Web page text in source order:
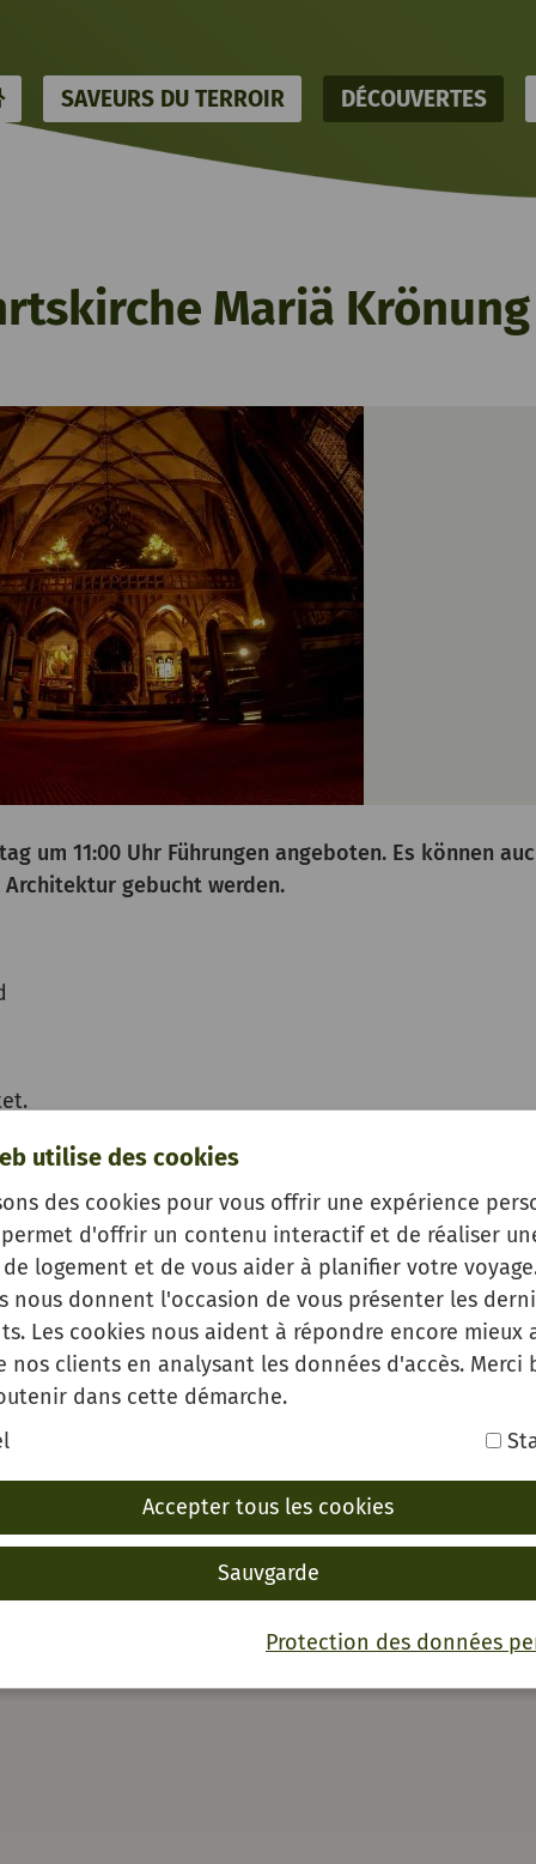
utilise des cookies
des cookies pour vous offrir une expérience
permet d'offrir un contenu interactif et de réaliser
logement et de vous aider à planifier votre
nous donnent l'occasion de vous présenter les
Les cookies nous aident à répondre encore mieux
nos clients en analysant les données d'accès. Merci
dans cette démarche.
Accepter tous les cookies
Sauvgarde
Protection des données
HOMESAVEURS DU TERROIR DÉCOUVERTES
Mariä Krönung
um 11:00 Uhr Führungen angeboten. Es können
Architektur gebucht werden.
findet hier auf engstem Raum erlesene
und Gemälden zu den